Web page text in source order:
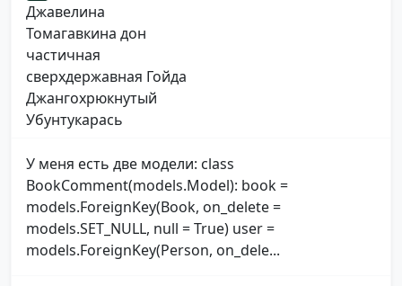
Джавелина
Томагавкина дон
частичная
сверхдержавная Гойда
Джангохрюкнутый
Убунтукарась
У меня есть две модели: class
BookComment(models.Model): book =
models.ForeignKey(Book, on_delete =
models.SET_NULL, null = True) user =
models.ForeignKey(Person, on_dele...